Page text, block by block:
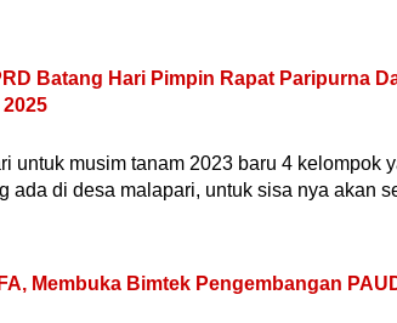
Batang Hari Pimpin Rapat Paripurna
untuk musim tanam 2023 baru 4 kelompok
ada di desa malapari, untuk sisa nya akan
Membuka Bimtek Pengembangan